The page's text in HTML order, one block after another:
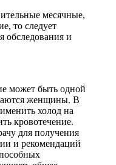
месячные,
то следует
обследования и
может быть одной
женщины. В
холод на
кровотечение.
для получения
и рекомендаций